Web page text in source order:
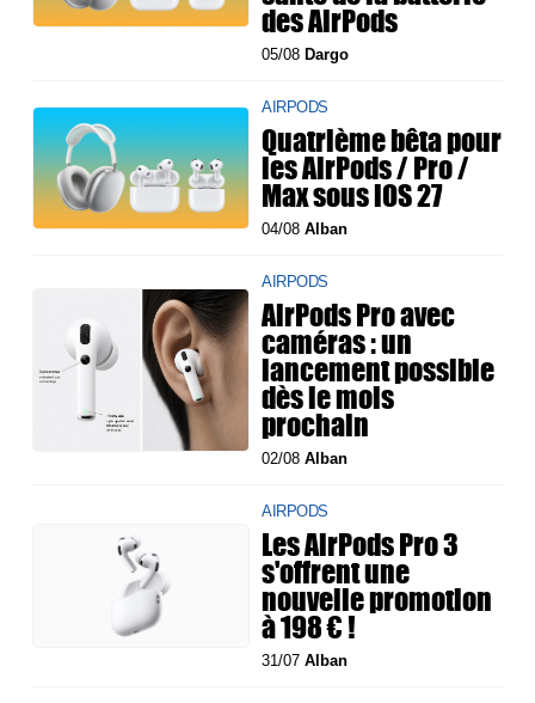
des AirPods
05/08 Dargo
AIRPODS
Quatrième bêta pour
les AirPods / Pro /
Max sous iOS 27
04/08Alban
AIRPODS
AirPods Pro avec
caméras : un
lancement possible
dès le mois
prochain
02/08Alban
AIRPODS
Les AirPods Pro 3
s'offrent une
nouvelle promotion
à 198 € !
31/07Alban